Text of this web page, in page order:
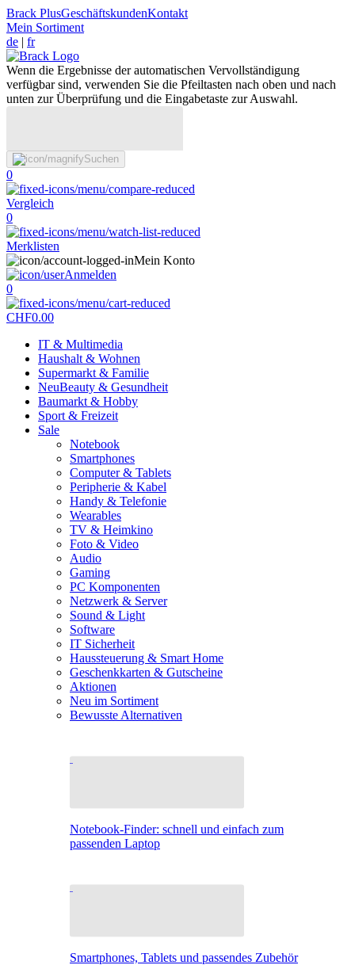
Brack PlusGeschäftskundenKontakt
Mein Sortiment
de | fr
Wenn die Ergebnisse der automatischen Vervollständigung
verfügbar sind, verwenden Sie die Pfeiltasten nach oben und nach
unten zur Überprüfung und die Eingabetaste zur Auswahl.
Suchen
0
Vergleich
0
Merklisten
Mein Konto
Anmelden
0
CHF0.00
IT & Multimedia
Haushalt & Wohnen
Supermarkt & Familie
NeuBeauty & Gesundheit
Baumarkt & Hobby
Sport & Freizeit
Sale
Notebook
Smartphones
Computer & Tablets
Peripherie & Kabel
Handy & Telefonie
Wearables
TV & Heimkino
Foto & Video
Audio
Gaming
PC Komponenten
Netzwerk & Server
Sound & Light
Software
IT Sicherheit
Haussteuerung & Smart Home
Geschenkkarten & Gutscheine
Aktionen
Neu im Sortiment
Bewusste Alternativen
Notebook-Finder: schnell und einfach zum
passenden Laptop
Smartphones, Tablets und passendes Zubehör